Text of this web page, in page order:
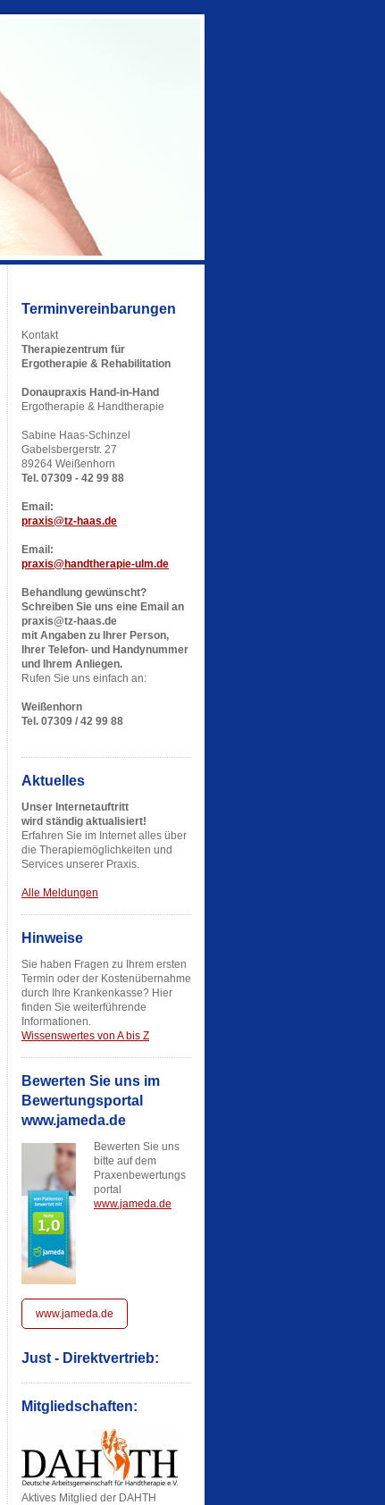
Terminvereinbarungen
Kontakt
Therapiezentrum für
Ergotherapie & Rehabilitation
Donaupraxis Hand-in-Hand
Ergotherapie & Handtherapie
Sabine Haas-Schinzel
Gabelsbergerstr. 27
89264 Weißenhorn
Tel. 07309 - 42 99 88
Email:
praxis@tz-haas.de
Email:
praxis@handtherapie-ulm.de
Behandlung gewünscht?
Schreiben Sie uns eine Email an
praxis@tz-haas.de
mit Angaben zu Ihrer Person,
Ihrer Telefon- und Handynummer
und Ihrem Anliegen.
Rufen Sie uns einfach an:
Weißenhorn
Tel. 07309 / 42 99 88
Aktuelles
Unser Internetauftritt
wird ständig aktualisiert!
Erfahren Sie im Internet alles über
die Therapiemöglichkeiten und
Services unserer Praxis.
Alle Meldungen
Hinweise
Sie haben Fragen zu Ihrem ersten
Termin oder der Kostenübernahme
durch Ihre Krankenkasse? Hier
finden Sie weiterführende
Informationen.
Wissenswertes von A bis Z
Bewerten Sie uns im
Bewertungsportal
www.jameda.de
Bewerten Sie uns
bitte auf dem
Praxenbewertungs
portal
www.jameda.de
www.jameda.de
Just - Direktvertrieb:
Mitgliedschaften:
Aktives Mitglied der DAHTH